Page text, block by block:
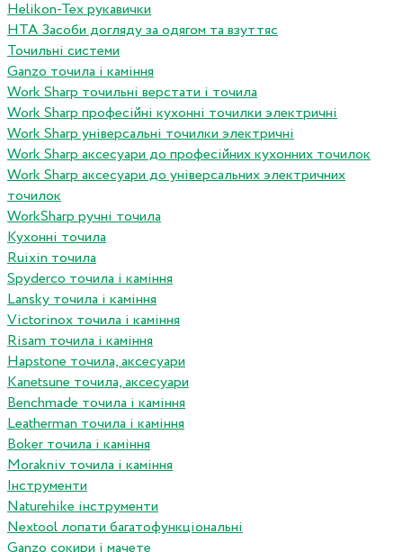
Helikon-Tex рукавички
HTA Засоби догляду за одягом та взуттяс
Точильні системи
Ganzo точила і каміння
Work Sharp точильні верстати і точила
Work Sharp професiйнi кухоннi точилки электричнi
Work Sharp унiверсальнi точилки электричнi
Work Sharp аксесуари до професiйних кухонних точилок
Work Sharp аксесуари до унiверсальних электричних
точилок
WorkSharp ручні точила
Кухонні точила
Ruixin точила
Spyderco точила і каміння
Lansky точила і каміння
Victorinox точила і каміння
Risam точила і каміння
Hapstone точила, аксесуари
Kanetsune точила, аксесуари
Benchmade точила і каміння
Leatherman точила і каміння
Boker точила і каміння
Morakniv точила і каміння
Інструменти
Naturehike інструменти
Nextool лопати багатофункціональні